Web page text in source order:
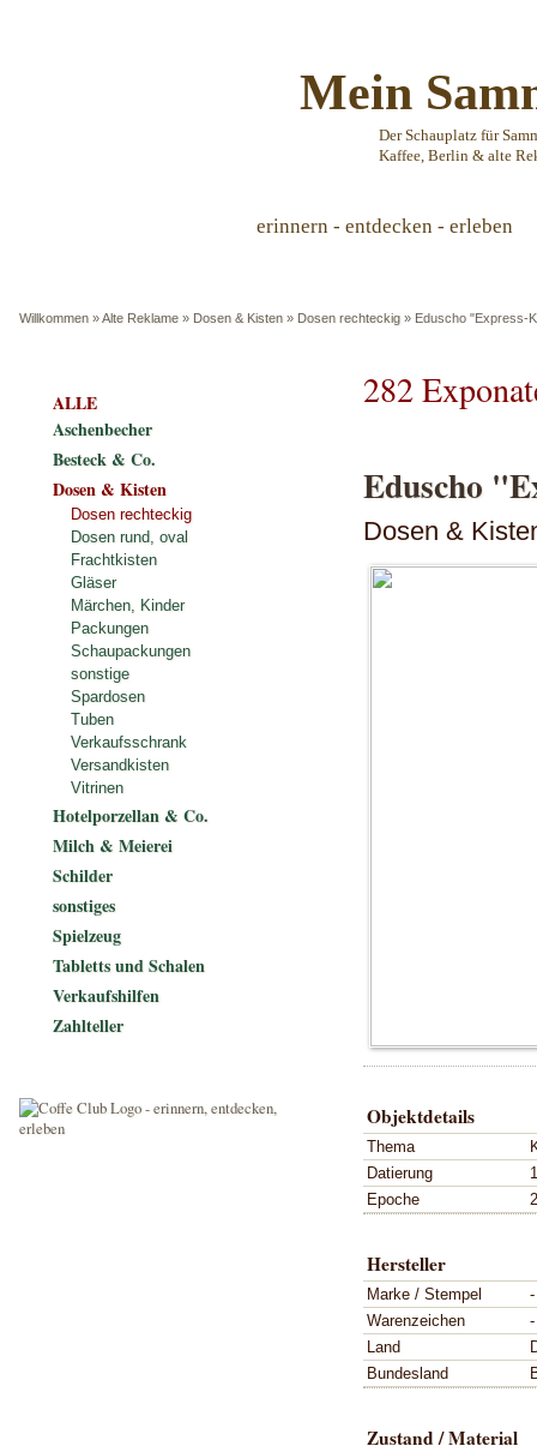
Mein
Der Schauplatz für
Kaffee, Berlin & alte
erinnern - entdecken - erleben
Willkommen »Alte Reklame » Dosen & Kisten » Dosen rechteckig » Eduscho "Express-
282
Eduscho
Dosen &
Objektdetails
Thema
Datierung
Epoche
Hersteller
Marke / Stempel
-
Warenzeichen
-
Land
Bundesland
Zustand / Material
ALLE
Aschenbecher
Besteck & Co.
Dosen & Kisten
Dosen rechteckig
Dosen rund, oval
Frachtkisten
Gläser
Märchen, Kinder
Packungen
Schaupackungen
sonstige
Spardosen
Tuben
Verkaufsschrank
Versandkisten
Vitrinen
Hotelporzellan & Co.
Milch & Meierei
Schilder
sonstiges
Spielzeug
Tabletts und Schalen
Verkaufshilfen
Zahlteller